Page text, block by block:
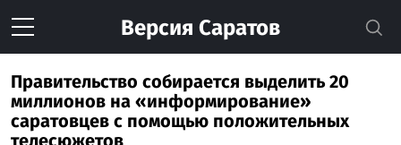
Версия Саратов
Правительство собирается выделить 20
миллионов на «информирование»
саратовцев с помощью положительных
телесюжетов